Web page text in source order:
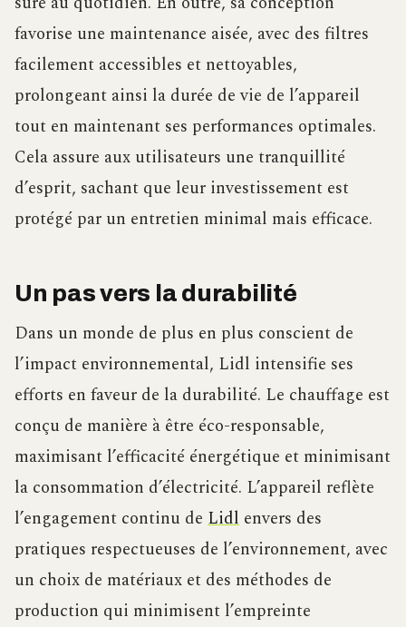
favorise une maintenance aisée, avec des filtres
facilement accessibles et nettoyables,
prolongeant ainsi la durée de vie de l’appareil
tout en maintenant ses performances optimales.
Cela assure aux utilisateurs une tranquillité
d’esprit, sachant que leur investissement est
protégé par un entretien minimal mais efficace.
Un pas vers la durabilité
Dans un monde de plus en plus conscient de
l’impact environnemental, Lidl intensifie ses
efforts en faveur de la durabilité. Le chauffage est
conçu de manière à être éco-responsable,
maximisant l’efficacité énergétique et minimisant
la consommation d’électricité. L’appareil reflète
l’engagement continu de Lidl envers des
pratiques respectueuses de l’environnement, avec
un choix de matériaux et des méthodes de
production qui minimisent l’empreinte